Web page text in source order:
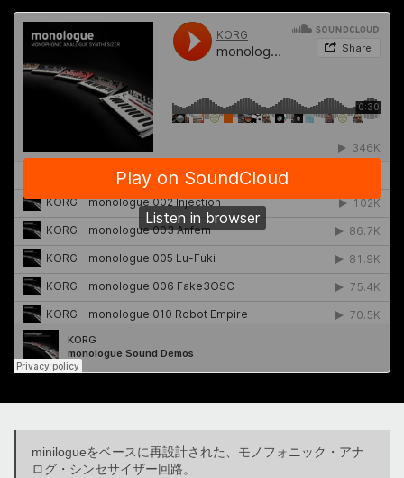
minilogueをベースに再設計された、モノフォニック・アナ
ログ・シンセサイザー回路。